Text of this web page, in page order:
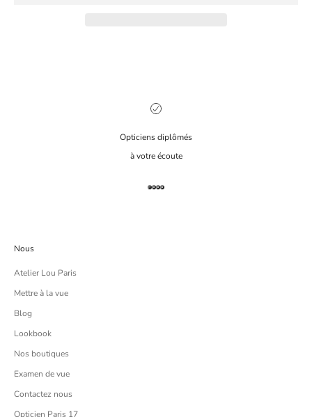
Opticiens diplômés
à votre écoute
Aller à l'élément 1
Aller à l'élément 2
Aller à l'élément 3
Aller à l'élément 4
Nous
Atelier Lou Paris
Mettre à la vue
Blog
Lookbook
Nos boutiques
Examen de vue
Contactez nous
Opticien Paris 17